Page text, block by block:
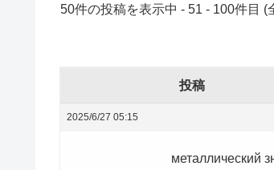
50件の投稿を表示中 - 51 - 100件目 (
投稿
2025/6/27 05:15
металлический